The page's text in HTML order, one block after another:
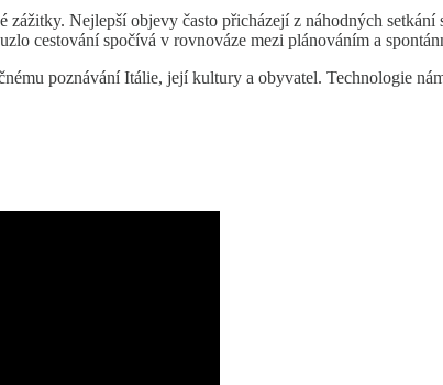
Nejlepší objevy často přicházejí z náhodných
cestování spočívá v rovnováze mezi plánováním a
poznávání Itálie, její kultury a obyvatel. Technologie